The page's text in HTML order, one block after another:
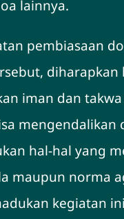
lainnya.
pembiasaan
diharapkan
iman dan
mengendalikan
hal-hal yang
maupun norma
kegiatan